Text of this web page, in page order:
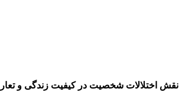
نقش اختلالات شخصیت در کیفیت زندگی و